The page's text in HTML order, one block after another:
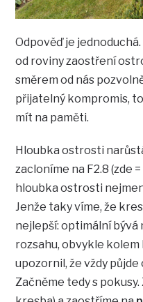
Odpověď je
od roviny zaostření
směrem od nás
přijatelný kompromis,
mít na paměti.
Hloubka ostrosti
zacloníme na F2.8 (zde
hloubka ostrosti
Jenže taky víme, že
nejlepší: optimální
rozsahu, obvykle kolem
upozornil, že vždy
Začněme tedy s